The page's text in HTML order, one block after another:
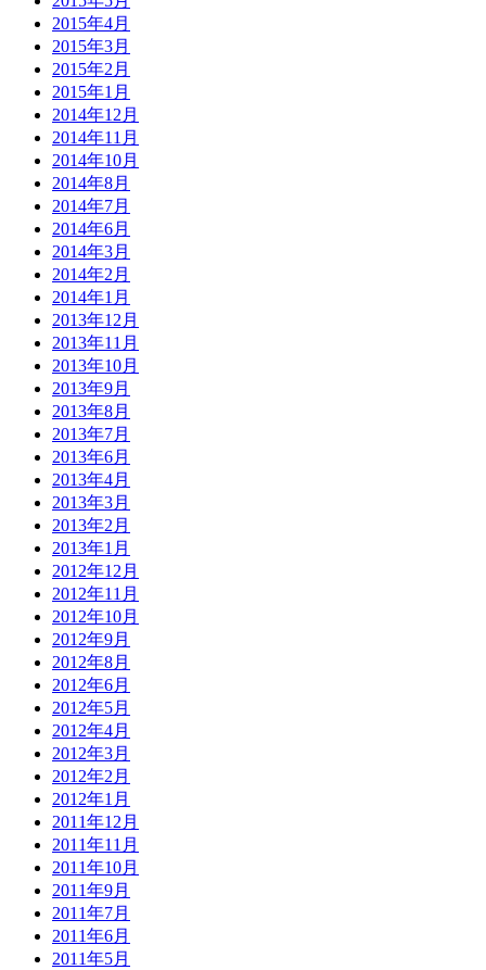
2015年4月
2015年3月
2015年2月
2015年1月
2014年12月
2014年11月
2014年10月
2014年8月
2014年7月
2014年6月
2014年3月
2014年2月
2014年1月
2013年12月
2013年11月
2013年10月
2013年9月
2013年8月
2013年7月
2013年6月
2013年4月
2013年3月
2013年2月
2013年1月
2012年12月
2012年11月
2012年10月
2012年9月
2012年8月
2012年6月
2012年5月
2012年4月
2012年3月
2012年2月
2012年1月
2011年12月
2011年11月
2011年10月
2011年9月
2011年7月
2011年6月
2011年5月